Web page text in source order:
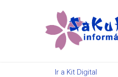
Ir a Kit Digital